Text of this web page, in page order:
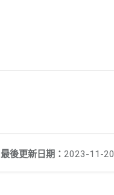
最後更新日期： 2023-11-20